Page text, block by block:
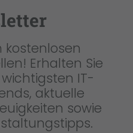
kostenlosen
Erhalten Sie
IT-
aktuelle
sowie